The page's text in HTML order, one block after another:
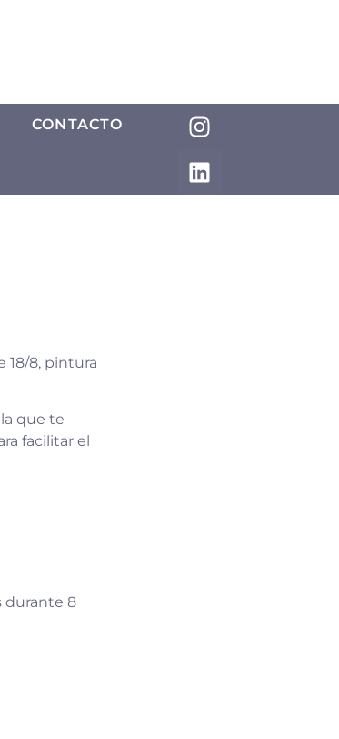
CONTACTO
18/8, pintura
que te
facilitar el
durante 8